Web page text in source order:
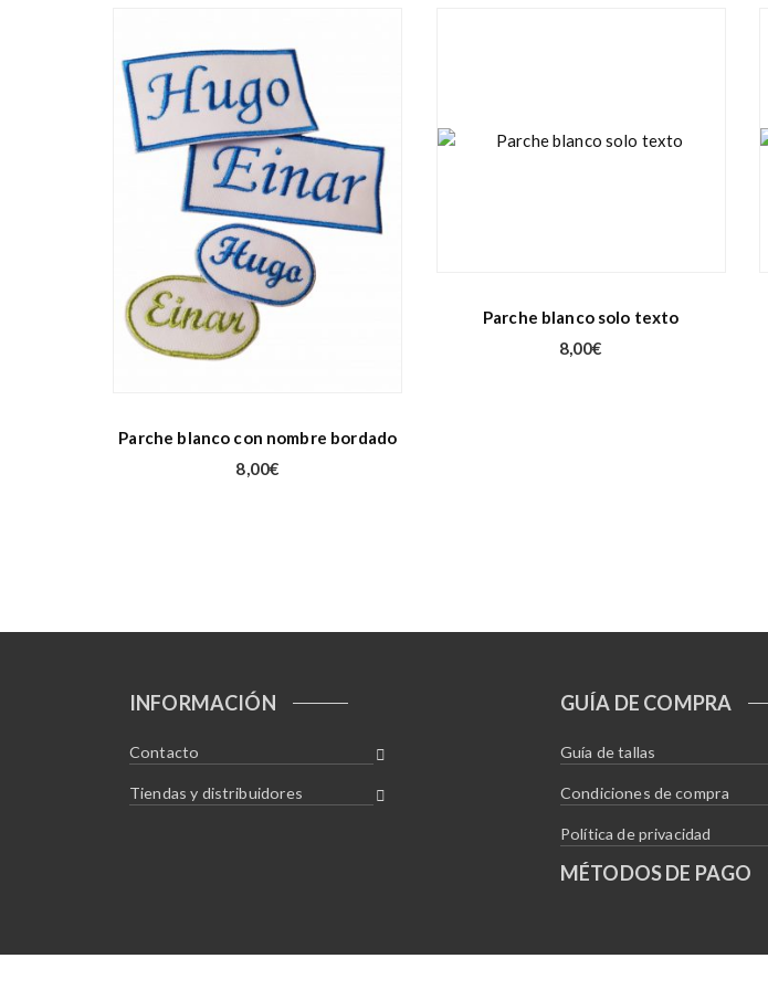
Parche blanco con nombre bordado
8,00€
Parche blanco solo texto
8,00€
INFORMACIÓN
Contacto
Tiendas y distribuidores
GUÍA DE COMPRA
Guía de tallas
Condiciones de compra
Política de privacidad
MÉTODOS DE PAGO